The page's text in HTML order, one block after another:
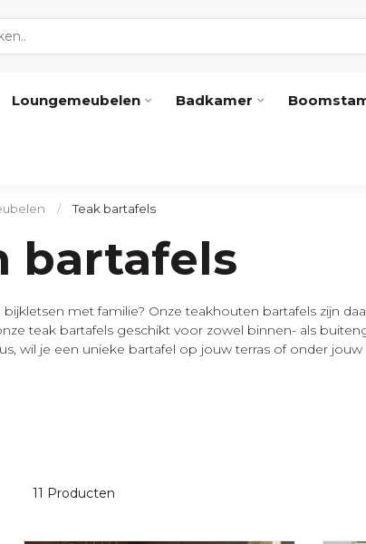
Loungemeubelen Badkamer
/ Teak bartafels
bartafels
met familie? Onze teakhouten bartafels zijn
teak bartafels geschikt voor zowel binnen- als
wil je een unieke bartafel op jouw terras of onder
11 Producten